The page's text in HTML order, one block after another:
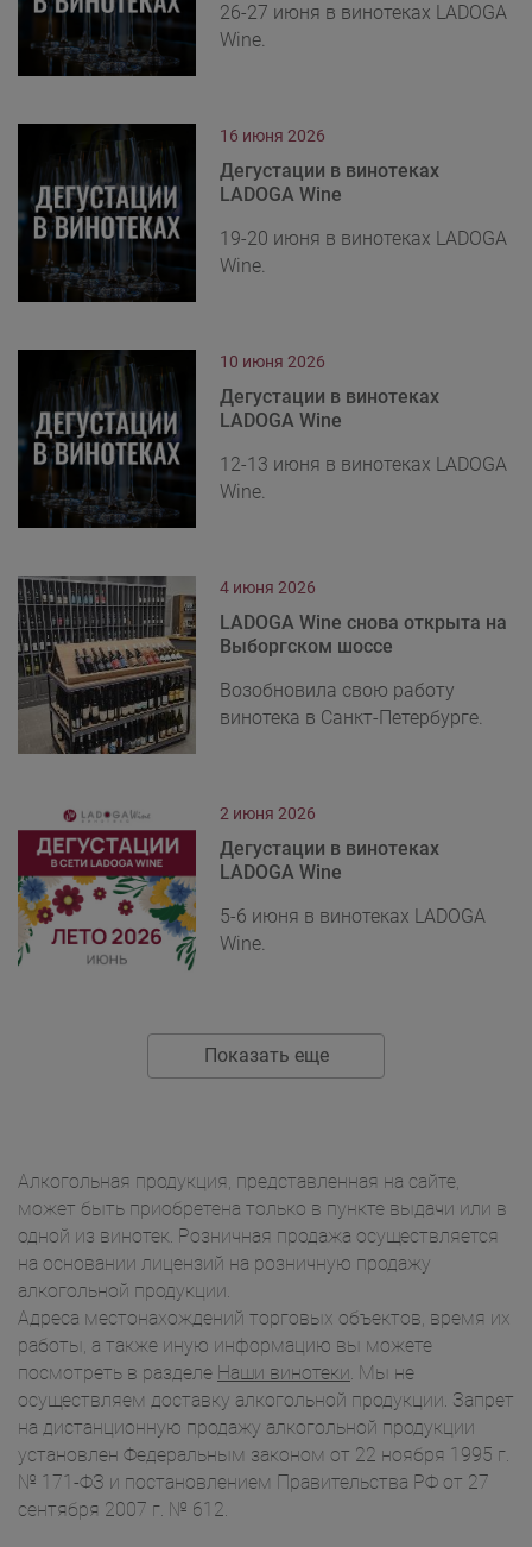
26-27 июня в винотеках LADOGA
Wine.
16 июня 2026
Дегустации в винотеках
LADOGA Wine
19-20 июня в винотеках LADOGA
Wine.
10 июня 2026
Дегустации в винотеках
LADOGA Wine
12-13 июня в винотеках LADOGA
Wine.
4 июня 2026
LADOGA Wine снова открыта на
Выборгском шоссе
Возобновила свою работу
винотека в Санкт-Петербурге.
2 июня 2026
Дегустации в винотеках
LADOGA Wine
5-6 июня в винотеках LADOGA
Wine.
Показать еще
Алкогольная продукция, представленная на сайте,
может быть приобретена только в пункте выдачи или в
одной из винотек. Розничная продажа осуществляется
на основании лицензий на розничную продажу
алкогольной продукции.
Адреса местонахождений торговых объектов, время их
работы, а также иную информацию вы можете
посмотреть в разделе Наши винотеки. Мы не
осуществляем доставку алкогольной продукции. Запрет
на дистанционную продажу алкогольной продукции
установлен Федеральным законом от 22 ноября 1995 г.
№ 171-ФЗ и постановлением Правительства РФ от 27
сентября 2007 г. № 612.